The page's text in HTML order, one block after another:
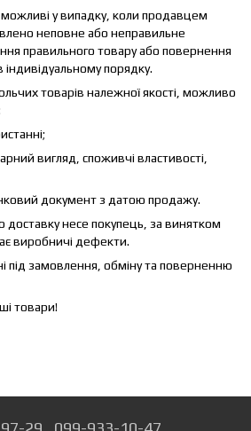
у випадку, коли продавцем
неповне або неправильне
правильного товару або повернення
індивідуальному порядку.
товарів належної якості, можливо
вигляд, споживчі властивості,
документ з датою продажу.
несе покупець, за винятком
виробничі дефекти.
під замовлення, обміну та поверненню
товари!